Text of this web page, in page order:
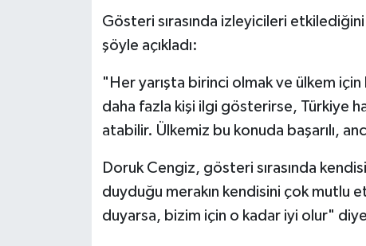
Gösteri sırasında izleyicileri
şöyle açıkladı:
"Her yarışta birinci olmak ve ülkem
daha fazla kişi ilgi gösterirse, Türkiye
atabilir. Ülkemiz bu konuda başarılı,
Doruk Cengiz, gösteri sırasında
duyduğu merakın kendisini çok mutlu
duyarsa, bizim için o kadar iyi olur"